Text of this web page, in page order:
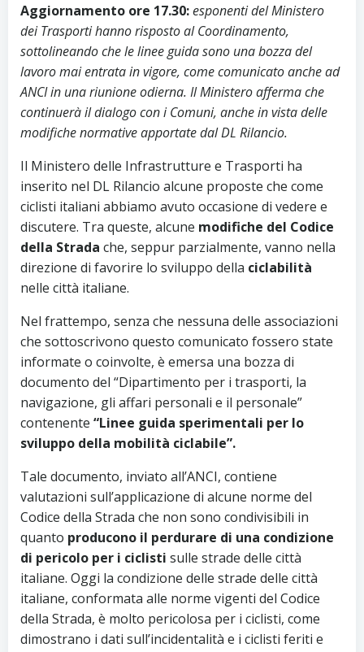
Aggiornamento ore 17.30:esponenti del Ministero
dei Trasporti hanno risposto al Coordinamento,
sottolineando che le linee guida sono una bozza del
lavoro mai entrata in vigore, come comunicato anche ad
ANCI in una riunione odierna. Il Ministero afferma che
continuerà il dialogo con i Comuni, anche in vista delle
modifiche normative apportate dal DL Rilancio.
Il Ministero delle Infrastrutture e Trasporti ha
inserito nel DL Rilancio alcune proposte che come
ciclisti italiani abbiamo avuto occasione di vedere e
discutere. Tra queste, alcune modifiche del Codice
della Strada che, seppur parzialmente, vanno nella
direzione di favorire lo sviluppo della ciclabilità
nelle città italiane.
Nel frattempo, senza che nessuna delle associazioni
che sottoscrivono questo comunicato fossero state
informate o coinvolte, è emersa una bozza di
documento del “Dipartimento per i trasporti, la
navigazione, gli affari personali e il personale”
contenente “Linee guida sperimentali per lo
sviluppo della mobilità ciclabile”.
Tale documento, inviato all’ANCI, contiene
valutazioni sull’applicazione di alcune norme del
Codice della Strada che non sono condivisibili in
quanto producono il perdurare di una condizione
di pericolo per i ciclisti sulle strade delle città
italiane. Oggi la condizione delle strade delle città
italiane, conformata alle norme vigenti del Codice
della Strada, è molto pericolosa per i ciclisti, come
dimostrano i dati sull’incidentalità e i ciclisti feriti e